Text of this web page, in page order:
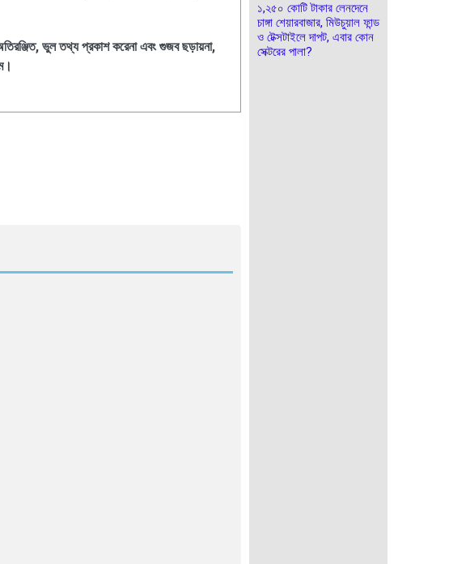
ভুল তথ্য প্রকাশ করেনা এবং গুজব ছড়ায়না,
১,২৫০ কোটি টাকার লেনদেনে
চাঙ্গা শেয়ারবাজার, মিউচুয়াল ফান্ড
ও টেক্সটাইলে দাপট, এবার কোন
সেক্টরের পালা?